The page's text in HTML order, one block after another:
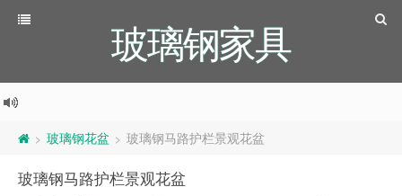
玻璃钢家具
> 玻璃钢花盆 > 玻璃钢马路护栏景观花盆
玻璃钢马路护栏景观花盆